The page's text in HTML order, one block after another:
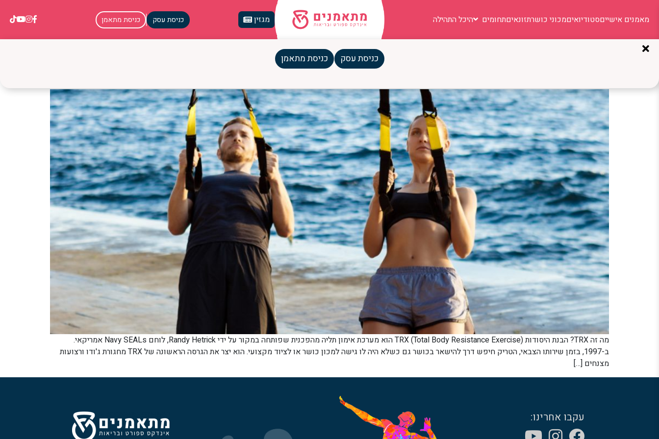
מאמנים אישייםסטודיואיםמכוני כושרתזונאיםתחומים היכל התהילה מגזין כניסת עסק כניסת מתאמן
כניסת עסק כניסת מתאמן
מה זה TRX? הבנת היסודות TRX (Total Body Resistance Exercise) הוא מערכת אימון תליה מהפכנית שפותחה במקור על ידי Randy Hetrick, לוחם Navy SEALs אמריקאי.
ב-1997, בזמן שירותו הצבאי, הטריק חיפש דרך להישאר בכושר גם כשלא היה לו גישה למכון כושר או לציוד מקצועי. הוא יצר את הגרסה הראשונה של TRX מחגורת ג'ודו ורצועות
מצנחים […]
עקבו אחרינו: